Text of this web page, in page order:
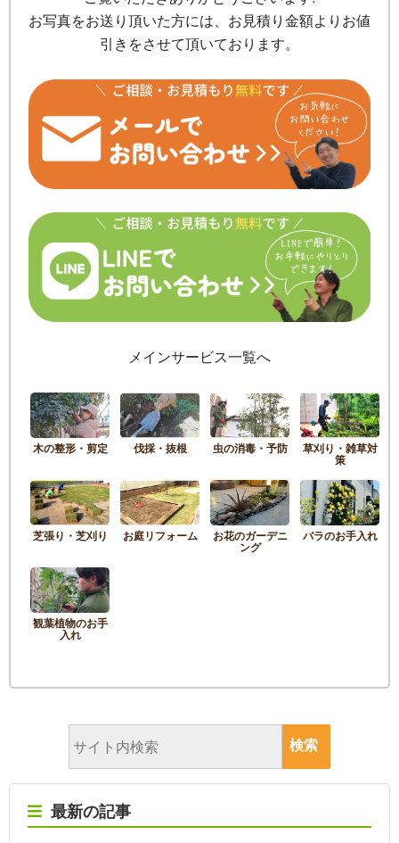
お写真をお送り頂いた方には、お見積り金額よりお値
引きをさせて頂いております。
メインサービス一覧へ
木の整形・剪定 伐採・抜根 虫の消毒・予防 草刈り・雑草対
策
芝張り・芝刈り お庭リフォーム お花のガーデニ
ング
バラのお手入れ
観葉植物のお手
入れ
最新の記事